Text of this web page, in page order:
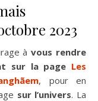
2023
àvous rendre
sur la page Les
, pour en
sur l’univers. La